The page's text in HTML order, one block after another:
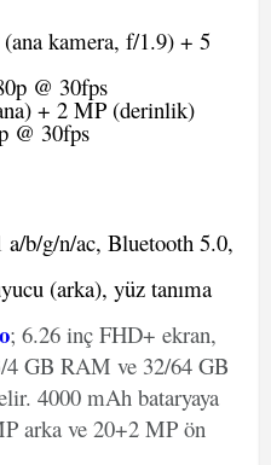
kamera, f/1.9) + 5
@ 30fps
+ 2 MP (derinlik)
@ 30fps
b/g/n/ac, Bluetooth 5.0,
(arka), yüz tanıma
; 6.26 inç FHD+ ekran,
4 GB RAM ve 32/64 GB
4000 mAh bataryaya
arka ve 20+2 MP ön